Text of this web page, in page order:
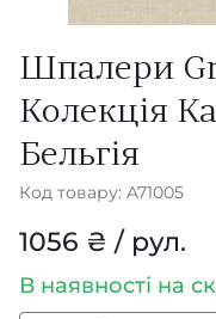
Шпалери
Колекція
Бельгія
Код товару: A71005
1056 ₴ / рул.
В наявності на